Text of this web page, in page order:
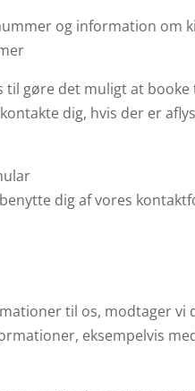
og information om
til gøre det muligt at
dig, hvis der er
dig af vores
til os, modtager vi
eksempelvis